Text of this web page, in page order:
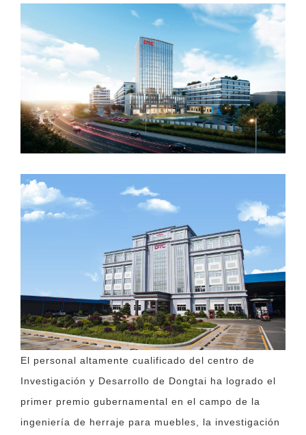
El personal altamente cualificado del centro de
Investigación y Desarrollo de Dongtai ha logrado el
primer premio gubernamental en el campo de la
ingeniería de herraje para muebles, la investigación